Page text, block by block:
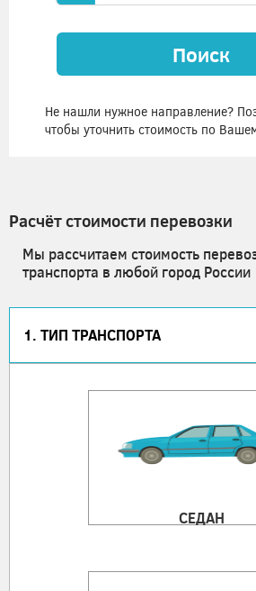
Поиск
Не нашли нужное направление?
чтобы уточнить стоимость по
Расчёт стоимости перевозки
Мы рассчитаем стоимость
транспорта в любой город России
1. ТИП ТРАНСПОРТА
СЕДАН